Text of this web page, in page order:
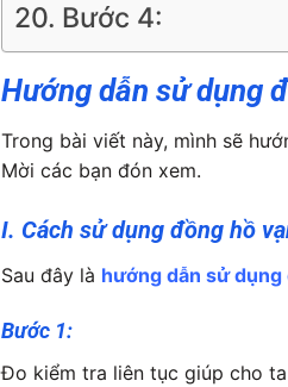
Bước 4:
Hướng dẫn sử dụng
Trong bài viết này, mình sẽ
Mời các bạn đón xem.
I. Cách sử dụng đồng hồ
Sau đây là hướng dẫn sử
Bước 1:
Đo kiểm tra liên tục giúp cho